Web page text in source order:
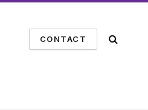
CONTACT